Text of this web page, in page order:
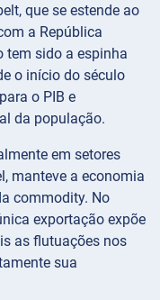
que se estende ao
a República
tem sido a espinha
o início do século
o PIB e
da população.
em setores
manteve a economia
commodity. No
exportação expõe
as flutuações nos
sua